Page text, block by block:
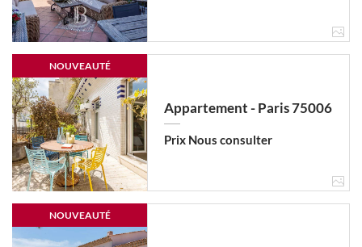
NOUVEAUTÉ
Appartement - Paris 75006
Prix Nous consulter
NOUVEAUTÉ